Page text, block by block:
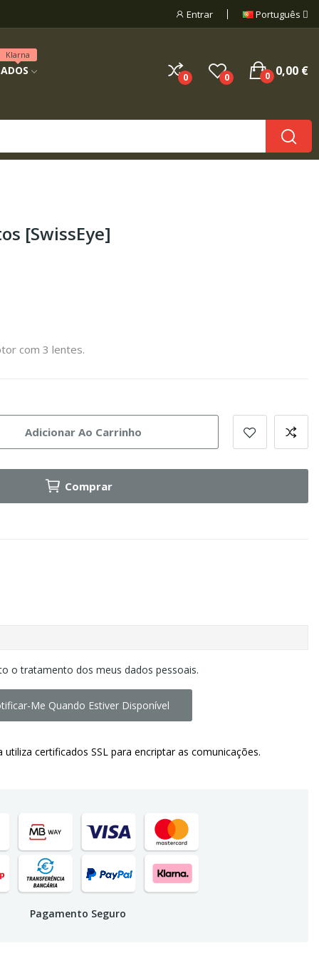
Entrar Português
Klarna
0 0 0,00 €
0
[SwissEye]
com 3 lentes.
Adicionar Ao Carrinho
Comprar
o tratamento dos meus dados pessoais.
Me Quando Estiver Disponível
utiliza certificados SSL para encriptar as comunicações.
Pagamento Seguro